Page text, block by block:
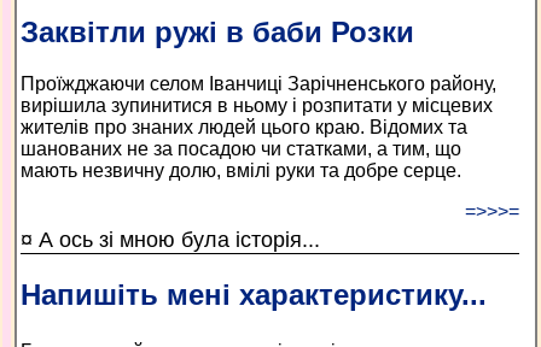
Заквітли ружі в баби Розки
Проїжджаючи селом Іванчиці Зарічненського району,
вирішила зупинитися в ньому і розпитати у місцевих
жителів про знаних людей цього краю. Відомих та
шанованих не за посадою чи статками, а тим, що
мають незвичну долю, вмілі руки та добре серце.
=>>>=
¤ А ось зі мною була історія...
Напишіть мені характеристику...